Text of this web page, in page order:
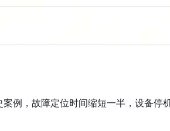
例，故障定位时间缩短一半，设备停